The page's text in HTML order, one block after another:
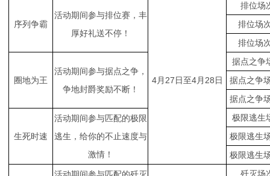
序列争霸
活动期间参与排位赛，丰
厚好礼送不停！
4月27日至4月28日
排位场
排位场
排位场
圈地为王
活动期间参与据点之争，
争地封爵奖励不断！
据点之争
据点之争
据点之争
生死时速
活动期间参与匹配的极限
逃生，给你的不止速度与
激情！
极限逃生
极限逃生
极限逃生
歼灭场